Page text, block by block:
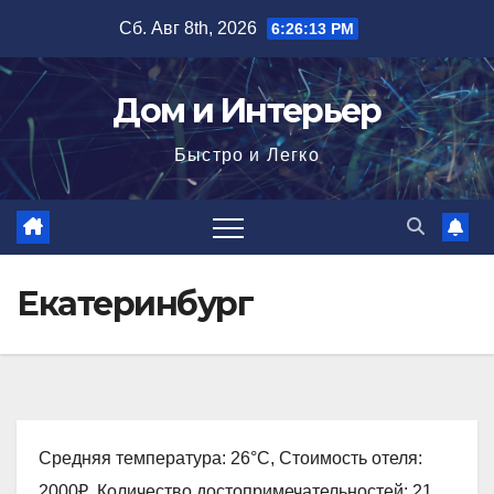
содержимому
Сб. Авг 8th, 2026 6:26:14 PM
Дом и Интерьер
Быстро и Легко
Екатеринбург
Средняя температура: 26°C, Стоимость отеля: